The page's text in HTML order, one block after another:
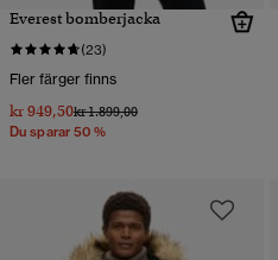
Everest bomberjacka
(23)
Fler färger finns
kr 949,50Pris reducerat från
kr 1.899,00till
Du sparar 50 %